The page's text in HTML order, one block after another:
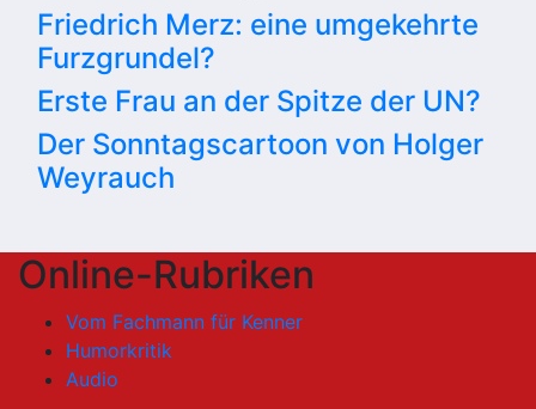
Friedrich Merz: eine umgekehrte
Furzgrundel?
Erste Frau an der Spitze der UN?
Der Sonntagscartoon von Holger
Weyrauch
Online-Rubriken
Vom Fachmann für Kenner
Humorkritik
Audio